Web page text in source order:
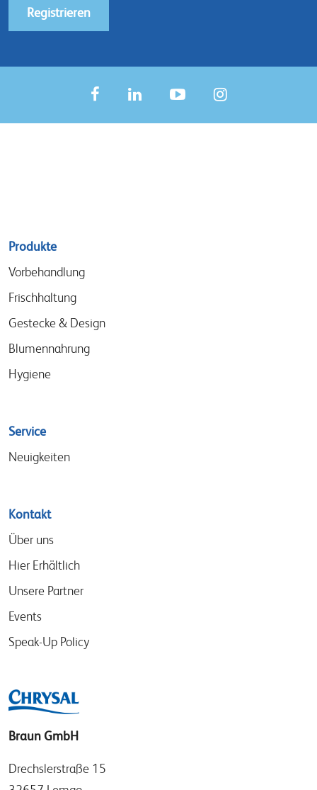
Registrieren
Sitemap
menu
Produkte
Vorbehandlung
Frischhaltung
Gestecke & Design
Blumennahrung
Hygiene
Service
Neuigkeiten
Kontakt
Über uns
Hier Erhältlich
Unsere Partner
Events
Speak-Up Policy
Braun GmbH
Drechslerstraße 15